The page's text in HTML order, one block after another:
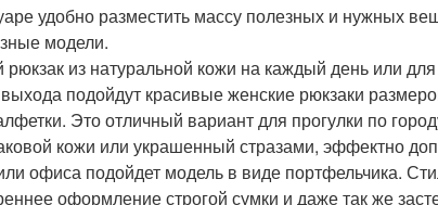
удобно разместить массу полезных и нужных
модели.
из натуральной кожи на каждый день или
подойдут красивые женские рюкзаки
Это отличный вариант для прогулки по
кожи или украшенный стразами, эффектно
офиса подойдет модель в виде портфельчика.
оформление строгой сумки и даже так же